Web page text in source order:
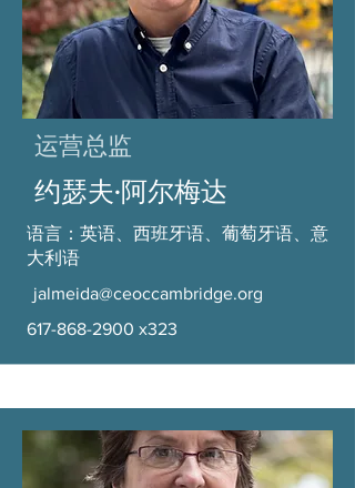
运营总监
约瑟夫·阿尔梅达
语言：英语、西班牙语、葡萄牙语、意
大利语
jalmeida@ceoccambridge.org
617-868-2900 x323